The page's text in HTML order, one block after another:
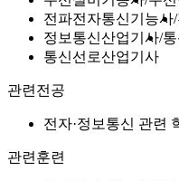
전파전자통신기능사
정보통신산업기사
통신선로산업기사
관련전공
전자·정보통신 관련
관련훈련